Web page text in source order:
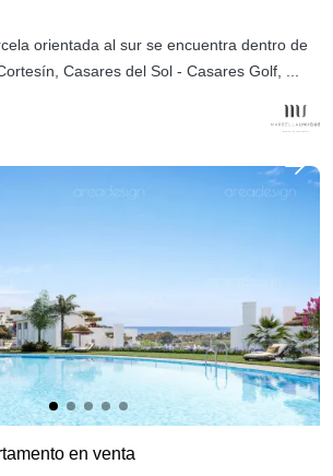
orientada al sur se encuentra dentro de
Casares del Sol - Casares Golf, ...
en venta